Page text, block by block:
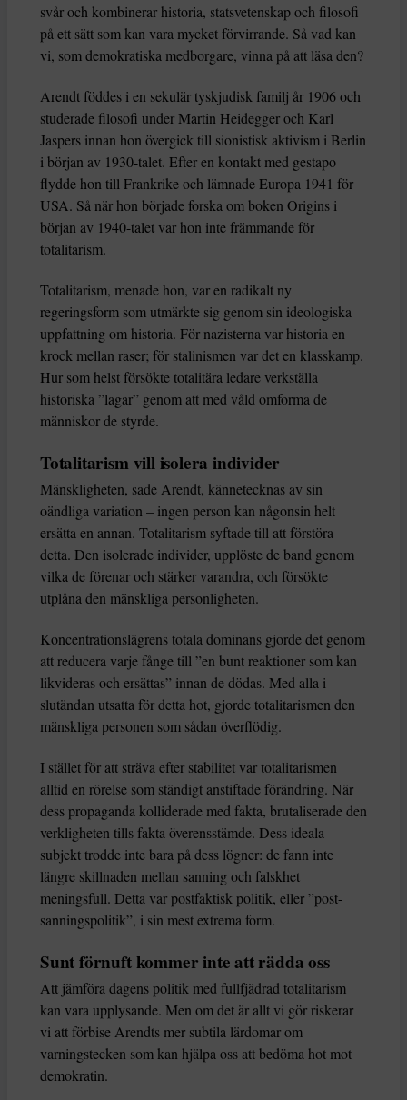
svår och kombinerar historia, statsvetenskap och filosofi
på ett sätt som kan vara mycket förvirrande. Så vad kan
vi, som demokratiska medborgare, vinna på att läsa den?
Arendt föddes i en sekulär tyskjudisk familj år 1906 och
studerade filosofi under Martin Heidegger och Karl
Jaspers innan hon övergick till sionistisk aktivism i Berlin
i början av 1930-talet. Efter en kontakt med gestapo
flydde hon till Frankrike och lämnade Europa 1941 för
USA. Så när hon började forska om boken Origins i
början av 1940-talet var hon inte främmande för
totalitarism.
Totalitarism, menade hon, var en radikalt ny
regeringsform som utmärkte sig genom sin ideologiska
uppfattning om historia. För nazisterna var historia en
krock mellan raser; för stalinismen var det en klasskamp.
Hur som helst försökte totalitära ledare verkställa
historiska ”lagar” genom att med våld omforma de
människor de styrde.
Totalitarism vill isolera individer
Mänskligheten, sade Arendt, kännetecknas av sin
oändliga variation – ingen person kan någonsin helt
ersätta en annan. Totalitarism syftade till att förstöra
detta. Den isolerade individer, upplöste de band genom
vilka de förenar och stärker varandra, och försökte
utplåna den mänskliga personligheten.
Koncentrationslägrens totala dominans gjorde det genom
att reducera varje fånge till ”en bunt reaktioner som kan
likvideras och ersättas” innan de dödas. Med alla i
slutändan utsatta för detta hot, gjorde totalitarismen den
mänskliga personen som sådan överflödig.
I stället för att sträva efter stabilitet var totalitarismen
alltid en rörelse som ständigt anstiftade förändring. När
dess propaganda kolliderade med fakta, brutaliserade den
verkligheten tills fakta överensstämde. Dess ideala
subjekt trodde inte bara på dess lögner: de fann inte
längre skillnaden mellan sanning och falskhet
meningsfull. Detta var postfaktisk politik, eller ”post-
sanningspolitik”, i sin mest extrema form.
Sunt förnuft kommer inte att rädda oss
Att jämföra dagens politik med fullfjädrad totalitarism
kan vara upplysande. Men om det är allt vi gör riskerar
vi att förbise Arendts mer subtila lärdomar om
varningstecken som kan hjälpa oss att bedöma hot mot
demokratin.